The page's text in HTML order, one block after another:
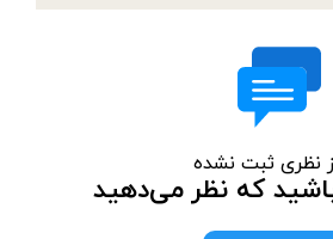
نظری ثبت نشده
که نظر می‌دهید